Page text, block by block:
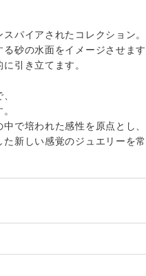
パイアされたコレクション。
砂の水面をイメージさせます
引き立てます。
で培われた感性を原点とし、
新しい感覚のジュエリーを